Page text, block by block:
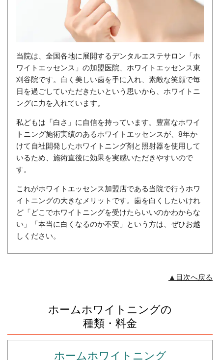
当院は、全国各地に展開するデンタルエステサロン「ホ
ワイトエッセンス」の加盟医院、ホワイトエッセンス東
刈谷院です。白く美しい歯を手に入れ、素敵な笑顔で毎
日を過ごしていただきたいという思いから、ホワイトニ
ングに力を入れています。
私どもは「白さ」に自信を持っています。豊富なホワイ
トニング施術実績のあるホワイトエッセンスが、8年か
けて自社開発したホワイトニング剤と照射器を使用して
いるため、施術直後に効果を実感いただきやすいので
す。
これがホワイトエッセンス加盟店である当院で行うホワ
イトニングの大きなメリットです。歯を白くしたいけれ
ど「どこでホワイトニングを受けたらいいのかわからな
い」「本当に白くなるのか不安」という方は、ぜひお越
しください。
▲目次へ戻る
ホームホワイトニングの
種類・料金
ホームホワイトニング